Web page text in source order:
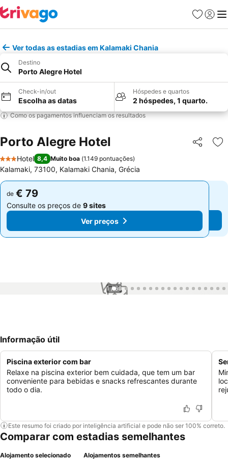
Favoritos
Iniciar
Ver todas as estadias em Kalamaki Chania
Destino
Porto Alegre Hotel
Check-in/out
Escolha as datas
Hóspedes e quartos
2 hóspedes, 1 quarto.
Como os pagamentos influenciam os resultados
Porto Alegre Hotel Partilhar
3 Estrelas
Hotel 8,4 Muito boa (1.149 pontuações)
Kalamaki, 73100, Kalamaki Chania, Grécia
de € 79
Consulte os preços de 9 sites
Ver preços
de € 79
Consulte os preços de 9 sites
Ver preços
1 / 66
Informação útil
Piscina exterior com bar
Relaxe na piscina exterior bem cuidada, que tem um bar
conveniente para bebidas e snacks refrescantes durante
todo o dia.
Este resumo foi criado por inteligência artificial e pode não ser 100% correto.
Comparar com estadias semelhantes
Alojamento selecionado Alojamentos semelhantes